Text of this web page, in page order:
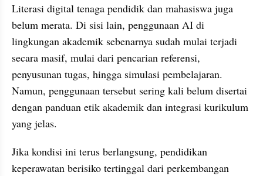
Literasi digital tenaga pendidik dan mahasiswa juga
belum merata. Di sisi lain, penggunaan AI di
lingkungan akademik sebenarnya sudah mulai terjadi
secara masif, mulai dari pencarian referensi,
penyusunan tugas, hingga simulasi pembelajaran.
Namun, penggunaan tersebut sering kali belum disertai
dengan panduan etik akademik dan integrasi kurikulum
yang jelas.
Jika kondisi ini terus berlangsung, pendidikan
keperawatan berisiko tertinggal dari perkembangan